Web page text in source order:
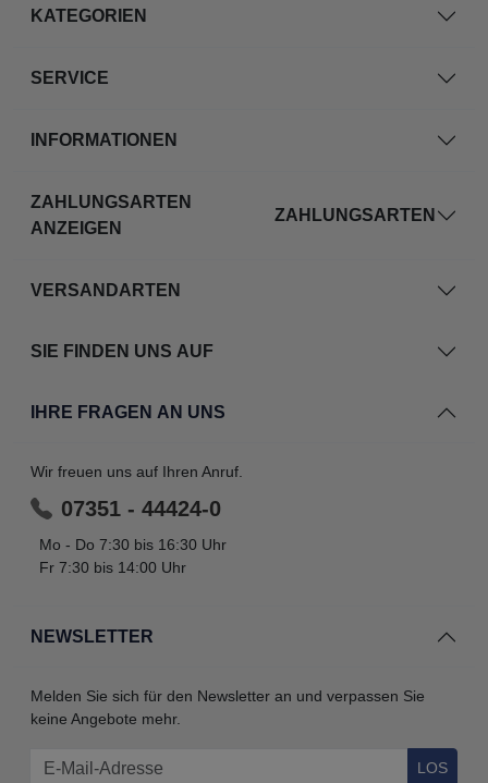
KATEGORIEN
SERVICE
INFORMATIONEN
NEWSLETTER
Melden Sie sich für den Newsletter an und verpassen Sie
keine Angebote mehr.
LOS
ZAHLUNGSARTEN
ANZEIGEN
ZAHLUNGSARTEN
VERSANDARTEN
SIE FINDEN UNS AUF
IHRE FRAGEN AN UNS
Wir freuen uns auf Ihren Anruf.
07351 - 44424-0
Mo - Do 7:30 bis 16:30 Uhr
Fr 7:30 bis 14:00 Uhr